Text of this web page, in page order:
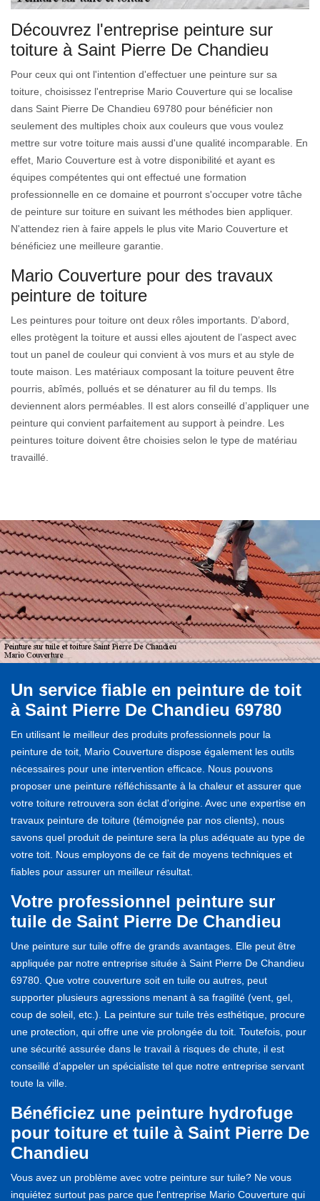
Découvrez l'entreprise peinture sur
toiture à Saint Pierre De Chandieu
Pour ceux qui ont l'intention d'effectuer une peinture sur sa
toiture, choisissez l'entreprise Mario Couverture qui se localise
dans Saint Pierre De Chandieu 69780 pour bénéficier non
seulement des multiples choix aux couleurs que vous voulez
mettre sur votre toiture mais aussi d'une qualité incomparable. En
effet, Mario Couverture est à votre disponibilité et ayant es
équipes compétentes qui ont effectué une formation
professionnelle en ce domaine et pourront s'occuper votre tâche
de peinture sur toiture en suivant les méthodes bien appliquer.
N'attendez rien à faire appels le plus vite Mario Couverture et
bénéficiez une meilleure garantie.
Mario Couverture pour des travaux
peinture de toiture
Les peintures pour toiture ont deux rôles importants. D’abord,
elles protègent la toiture et aussi elles ajoutent de l’aspect avec
tout un panel de couleur qui convient à vos murs et au style de
toute maison. Les matériaux composant la toiture peuvent être
pourris, abîmés, pollués et se dénaturer au fil du temps. Ils
deviennent alors perméables. Il est alors conseillé d’appliquer une
peinture qui convient parfaitement au support à peindre. Les
peintures toiture doivent être choisies selon le type de matériau
travaillé.
Un service fiable en peinture de toit
à Saint Pierre De Chandieu 69780
En utilisant le meilleur des produits professionnels pour la
peinture de toit, Mario Couverture dispose également les outils
nécessaires pour une intervention efficace. Nous pouvons
proposer une peinture réfléchissante à la chaleur et assurer que
votre toiture retrouvera son éclat d'origine. Avec une expertise en
travaux peinture de toiture (témoignée par nos clients), nous
savons quel produit de peinture sera la plus adéquate au type de
votre toit. Nous employons de ce fait de moyens techniques et
fiables pour assurer un meilleur résultat.
Votre professionnel peinture sur
tuile de Saint Pierre De Chandieu
Une peinture sur tuile offre de grands avantages. Elle peut être
appliquée par notre entreprise située à Saint Pierre De Chandieu
69780. Que votre couverture soit en tuile ou autres, peut
supporter plusieurs agressions menant à sa fragilité (vent, gel,
coup de soleil, etc.). La peinture sur tuile très esthétique, procure
une protection, qui offre une vie prolongée du toit. Toutefois, pour
une sécurité assurée dans le travail à risques de chute, il est
conseillé d’appeler un spécialiste tel que notre entreprise servant
toute la ville.
Bénéficiez une peinture hydrofuge
pour toiture et tuile à Saint Pierre De
Chandieu
Vous avez un problème avec votre peinture sur tuile? Ne vous
inquiétez surtout pas parce que l'entreprise Mario Couverture qui